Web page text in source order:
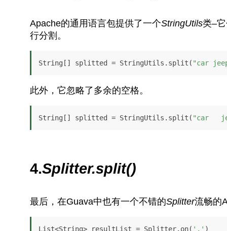
Apache的通用语言包提供了一个StringUtils类–
行分割。
String[] splitted = StringUtils.split( "car
此外，它忽略了多余的空格。
String[] splitted = StringUtils.split( "car
4.Splitter.split()
最后，在Guava中也有一个不错的Splitter流畅的
List<String> resultList = Splitter.on( ',' )